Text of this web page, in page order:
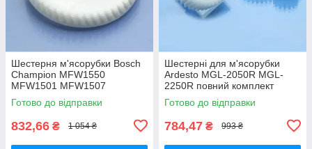
Шестерня м'ясорубки Bosch
Champion MFW1550
MFW1501 MFW1507
MFW1511 MFW1545 SFW1
CNFW2 оригінал Ø68 h25
Готово до відправки
832,66 ₴ 1 054 ₴
Шестерні для м'ясорубки
Ardesto MGL-2050R MGL-
2250R повний комплект
оригінал харчовий пластик
Готово до відправки
784,47 ₴ 993 ₴